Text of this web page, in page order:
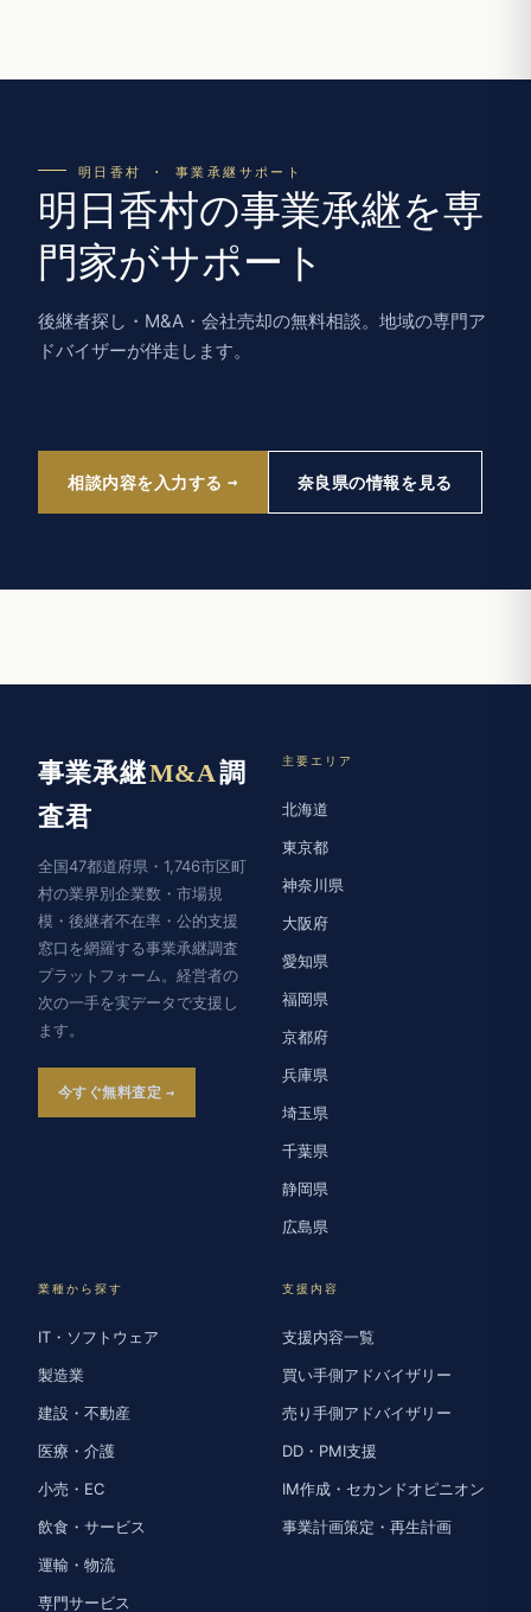
明日香村 · 事業承継サポート
明日香村の事業承継を専
門家がサポート
後継者探し・M&A・会社売却の無料相談。地域の専門ア
ドバイザーが伴走します。
相談内容を入力する 奈良県の情報を見る
事業承継M&A調
査君
全国47都道府県・1,746市区町
村の業界別企業数・市場規
模・後継者不在率・公的支援
窓口を網羅する事業承継調査
プラットフォーム。経営者の
次の一手を実データで支援し
ます。
今すぐ無料査定
主要エリア
北海道
東京都
神奈川県
大阪府
愛知県
福岡県
京都府
兵庫県
埼玉県
千葉県
静岡県
広島県
業種から探す
IT・ソフトウェア
製造業
建設・不動産
医療・介護
小売・EC
飲食・サービス
運輸・物流
専門サービス
支援内容
支援内容一覧
買い手側アドバイザリー
売り手側アドバイザリー
DD・PMI支援
IM作成・セカンドオピニオン
事業計画策定・再生計画